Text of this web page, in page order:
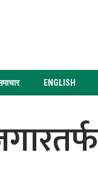
ENGLISH